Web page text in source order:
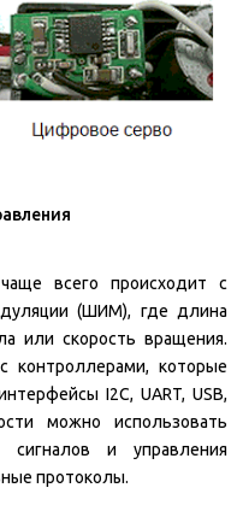
всего происходит с
(ШИМ), где длина
или скорость вращения.
контроллерами, которые
I2C, UART, USB,
можно использовать
сигналов и управления
протоколы.